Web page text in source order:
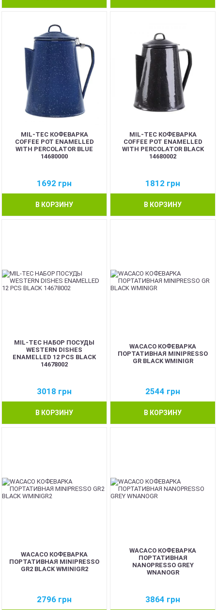
MIL-TEC КОФЕВАРКА
COFFEE POT ENAMELLED
WITH PERCOLATOR BLUE
14680000
1692 грн
В КОРЗИНУ
MIL-TEC КОФЕВАРКА
COFFEE POT ENAMELLED
WITH PERCOLATOR BLACK
14680002
1812 грн
В КОРЗИНУ
MIL-TEC НАБОР ПОСУДЫ
WESTERN DISHES
ENAMELLED 12 PCS BLACK
14678002
3018 грн
В КОРЗИНУ
WACACO КОФЕВАРКА
ПОРТАТИВНАЯ MINIPRESSO
GR BLACK WMINIGR
2544 грн
В КОРЗИНУ
WACACO КОФЕВАРКА
ПОРТАТИВНАЯ MINIPRESSO
GR2 BLACK WMINIGR2
2796 грн
WACACO КОФЕВАРКА
ПОРТАТИВНАЯ
NANOPRESSO GREY
WNANOGR
3864 грн